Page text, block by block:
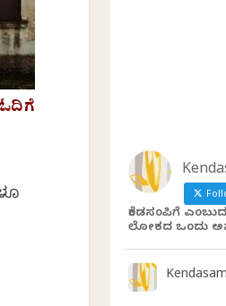
ಕೆಂಡಸಂಪಿಗೆ
ಲೋಕದ ಒಂದು